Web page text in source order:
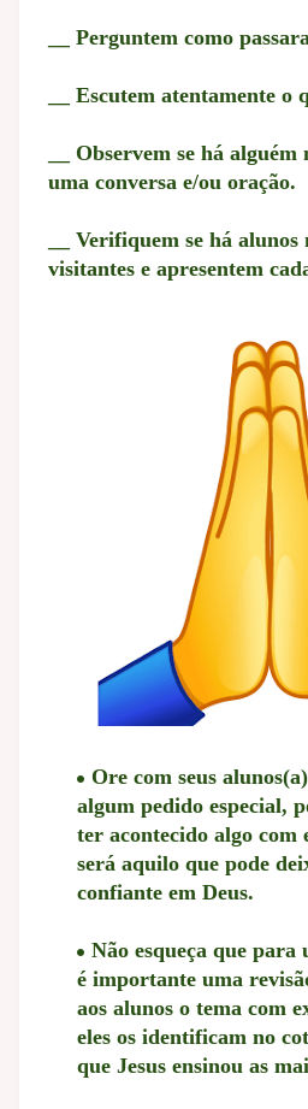
__ Perguntem como
__ Escutem atentamente o
__ Observem se há alguém
uma conversa e/ou oração.
__ Verifiquem se há alunos
visitantes e apresentem
Ore com seus
algum pedido especial,
ter acontecido algo com
será aquilo que pode
confiante em Deus.
Não esqueça que para
é importante uma
aos alunos o tema com
eles os identificam no
que Jesus ensinou as